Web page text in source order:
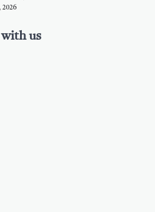
2026
with us
c/
www.facebook.com/